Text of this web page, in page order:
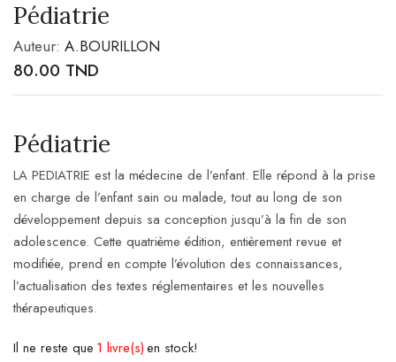
Pédiatrie
Auteur: A.BOURILLON
80.00 TND
Pédiatrie
LA PEDIATRIE est la médecine de l’enfant. Elle répond à la prise
en charge de l’enfant sain ou malade, tout au long de son
développement depuis sa conception jusqu’à la fin de son
adolescence. Cette quatrième édition, entièrement revue et
modifiée, prend en compte l’évolution des connaissances,
l’actualisation des textes réglementaires et les nouvelles
thérapeutiques.
Il ne reste que 1 livre(s)en stock!